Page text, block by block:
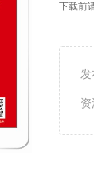
下载前
发
资